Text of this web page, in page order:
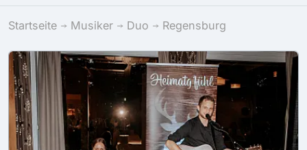
Startseite Musiker Duo Regensburg